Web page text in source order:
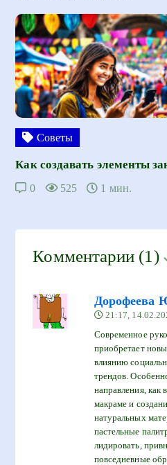
Советы
Как создавать элементы
0 525 1 мин.
Комментарии (1)
Дорофеева
21:17,
Современное
приобретает
влиянию
трендов.
направления, как
макраме и
натуральных
пастельные
лидировать,
повседневные